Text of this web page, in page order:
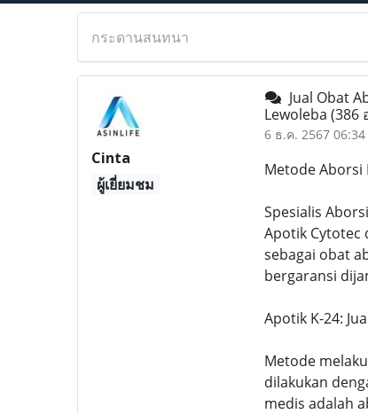
กระดานสนทนา
Cinta
ผู้เยี่ยมชม
Jual Obat
Lewoleba (386
6 ธ.ค. 2567 06:34
Metode Aborsi
Spesialis
Apotik Cytotec
sebagai obat
bergaransi
Apotik K-24:
Metode
dilakukan
medis adalah